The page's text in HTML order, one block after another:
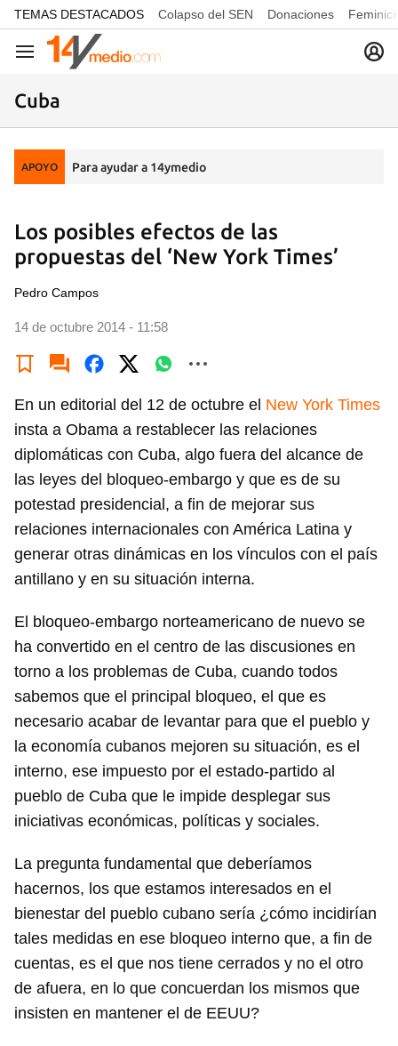
common.go-to-content
TEMAS DESTACADOS Colapso del SEN Donaciones
Navegación
Cuba
APOYO Para ayudar a 14ymedio
Los posibles efectos de las
propuestas del ‘New York Times’
Pedro Campos
14 de octubre 2014 - 11:58
En un editorial del 12 de octubre el New York Times
insta a Obama a restablecer las relaciones
diplomáticas con Cuba, algo fuera del alcance de
las leyes del bloqueo-embargo y que es de su
potestad presidencial, a fin de mejorar sus
relaciones internacionales con América Latina y
generar otras dinámicas en los vínculos con el país
antillano y en su situación interna.
El bloqueo-embargo norteamericano de nuevo se
ha convertido en el centro de las discusiones en
torno a los problemas de Cuba, cuando todos
sabemos que el principal bloqueo, el que es
necesario acabar de levantar para que el pueblo y
la economía cubanos mejoren su situación, es el
interno, ese impuesto por el estado-partido al
pueblo de Cuba que le impide desplegar sus
iniciativas económicas, políticas y sociales.
La pregunta fundamental que deberíamos
hacernos, los que estamos interesados en el
bienestar del pueblo cubano sería ¿cómo incidirían
tales medidas en ese bloqueo interno que, a fin de
cuentas, es el que nos tiene cerrados y no el otro
de afuera, en lo que concuerdan los mismos que
insisten en mantener el de EEUU?